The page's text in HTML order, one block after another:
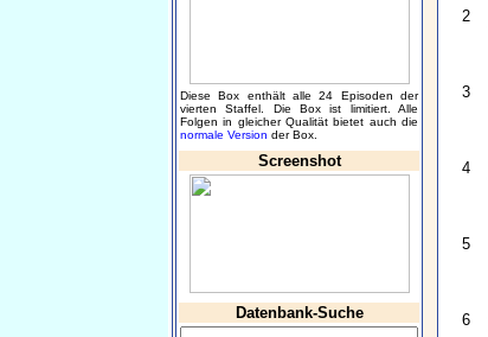
Diese Box enthält alle 24 Episoden der
vierten Staffel. Die Box ist limitiert. Alle
Folgen in gleicher Qualität bietet auch die
normale Version der Box.
Screenshot
Datenbank-Suche
2
3
4
5
6